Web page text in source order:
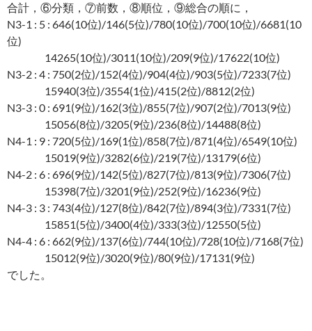
合計，⑥分類，⑦前数，⑧順位，⑨総合の順に，
N3-1 : 5 : 646(10位)/146(5位)/780(10位)/700(10位)/6681(10
位)
14265(10位)/3011(10位)/209(9位)/17622(10位)
N3-2 : 4 : 750(2位)/152(4位)/904(4位)/903(5位)/7233(7位)
15940(3位)/3554(1位)/415(2位)/8812(2位)
N3-3 : 0 : 691(9位)/162(3位)/855(7位)/907(2位)/7013(9位)
15056(8位)/3205(9位)/236(8位)/14488(8位)
N4-1 : 9 : 720(5位)/169(1位)/858(7位)/871(4位)/6549(10位)
15019(9位)/3282(6位)/219(7位)/13179(6位)
N4-2 : 6 : 696(9位)/142(5位)/827(7位)/813(9位)/7306(7位)
15398(7位)/3201(9位)/252(9位)/16236(9位)
N4-3 : 3 : 743(4位)/127(8位)/842(7位)/894(3位)/7331(7位)
15851(5位)/3400(4位)/333(3位)/12550(5位)
N4-4 : 6 : 662(9位)/137(6位)/744(10位)/728(10位)/7168(7位)
15012(9位)/3020(9位)/80(9位)/17131(9位)
でした。